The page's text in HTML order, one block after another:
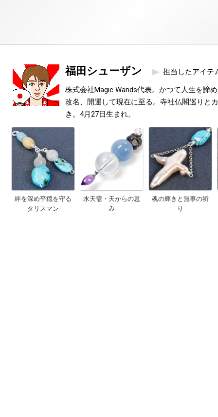
福田シューザン 担当したアイテ
株式会社Magic Wands代表。かつて人生を諦
改名、開運して現在に至る。寺社仏閣巡りと
き。4月27日生まれ。
絆を深め平穏を守る
タリスマン
水天需・天からの恵
み
魂の輝きと無事の祈
り